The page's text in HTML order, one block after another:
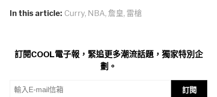
In this article: Curry, NBA, 詹皇, 雷槍
訂閱COOL電子報，緊追更多潮流話題，獨家特別企
劃。
訂閱